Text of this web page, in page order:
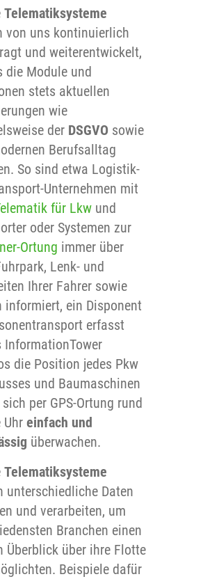
Telematiksysteme
von uns kontinuierlich
und weiterentwickelt,
die Module und
stets aktuellen
wie
der DSGVO sowie
Berufsalltag
So sind etwa Logistik-
Unternehmen mit
für Lkw und
oder Systemen zur
Ortung immer über
Lenk- und
Ihrer Fahrer sowie
informiert, ein Disponent
erfasst
InformationTower
die Position jedes Pkw
und Baumaschinen
per GPS-Ortung rund
Uhr einfach und
überwachen.
Telematiksysteme
unterschiedliche Daten
und verarbeiten, um
Branchen einen
Überblick über ihre Flotte
Beispiele dafür